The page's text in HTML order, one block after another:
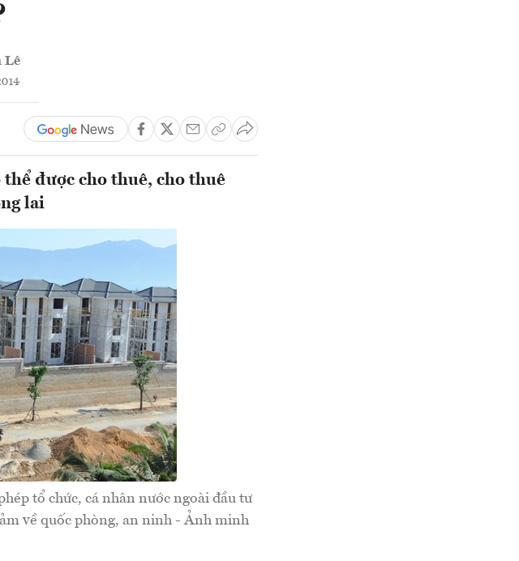
Lê
được cho thuê, cho thuê
lai
tổ chức, cá nhân nước ngoài đầu tư
về quốc phòng, an ninh - Ảnh minh